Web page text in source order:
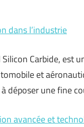
dans l’industrie
Carbide, est
et
déposer une fine
avancée et